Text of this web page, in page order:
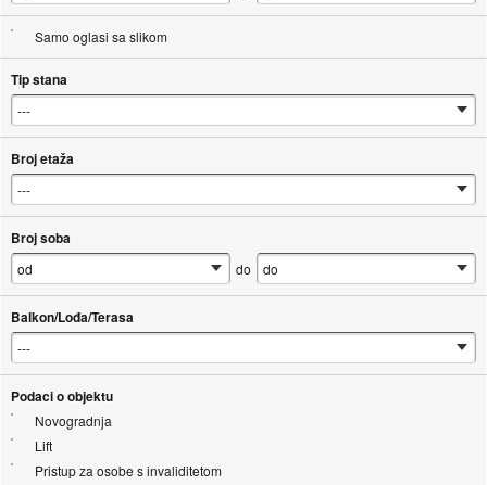
Samo oglasi sa slikom
Tip stana
Broj etaža
Broj soba
do
Balkon/Lođa/Terasa
Podaci o objektu
Novogradnja
Lift
Pristup za osobe s invaliditetom